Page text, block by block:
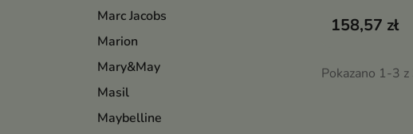
Marc Jacobs
Marion
Mary&May
Masil
Maybelline
158,57 zł
Pokazano 1-3 z